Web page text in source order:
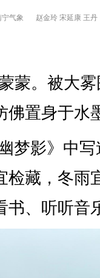
气象 赵金玲 宋延康 王丹
蒙。被大
佛置身于水
梦影》中
检藏，冬雨
书、听听音